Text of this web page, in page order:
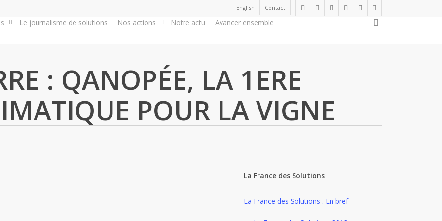
twitterfacebooklinkedinyoutubeinstagram
flickr
English Contact
Le journalisme de solutions Nos actions Notre actu Avancer ensemble
: QANOPÉE, LA 1ERE
POUR LA VIGNE
La France des Solutions
La France des Solutions . En bref